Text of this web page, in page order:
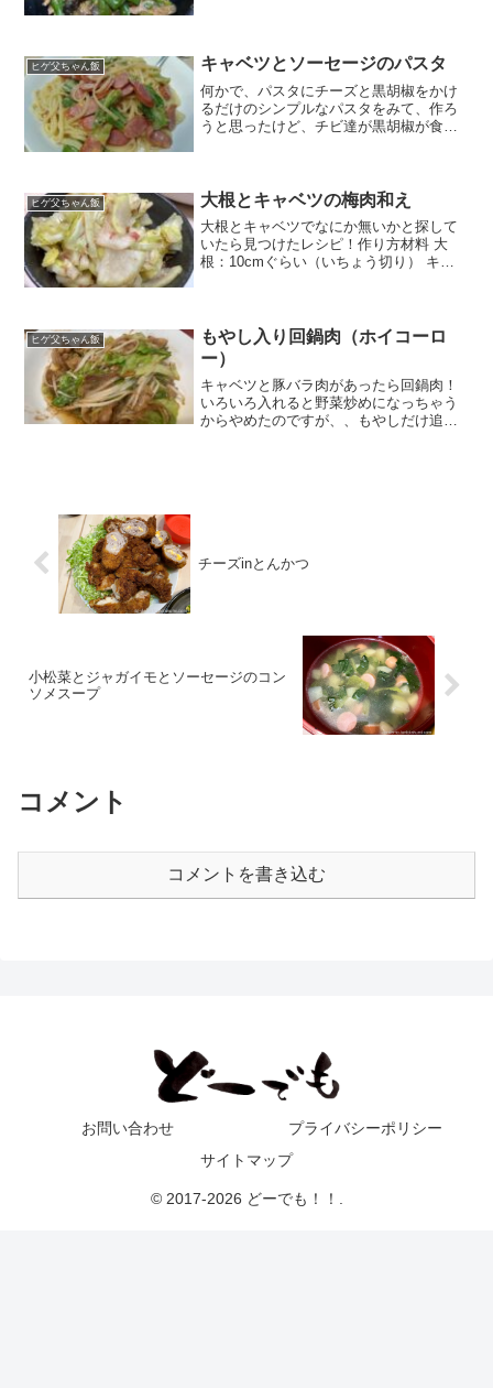
ナス：4本（半...
ヒゲ父ちゃん飯 キャベツとソーセージのパスタ
何かで、パスタにチーズと黒胡椒をかけ
るだけのシンプルなパスタをみて、作ろ
うと思ったけど、チビ達が黒胡椒が食べ
ージを炒めておいて不意よ...
ヒゲ父ちゃん飯 大根とキャベツの梅肉和え
大根とキャベツでなにか無いかと探して
いたら見つけたレシピ！作り方材料 大
根：10cmぐらい（いちょう切り） キャ
袋に入れて、電...
ヒゲ父ちゃん飯
もやし入り回鍋肉（ホイコーロ
ー）
キャベツと豚バラ肉があったら回鍋肉！
いろいろ入れると野菜炒めになっちゃう
からやめたのですが、、もやしだけ追
チーズinとんかつ
小松菜とジャガイモとソーセージのコン
ソメスープ
コメント
コメントを書き込む
お問い合わせ
プライバシーポリシー
サイトマップ
© 2017-2026 どーでも！！.